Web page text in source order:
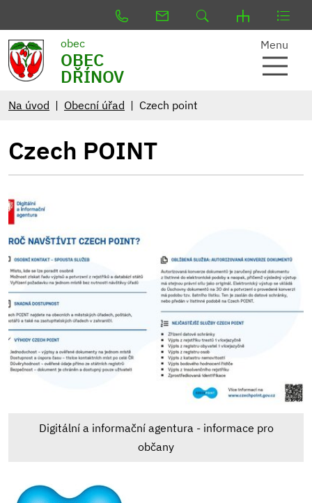
obec
OBEC
DŘÍNOV
Menu
Na úvod Obecní úřad Czech point
Czech POINT
Digitální a informační agentura - informace pro
občany